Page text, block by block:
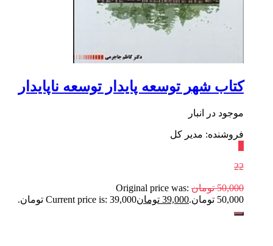
کتاب شهر توسعه پایدار توسعه ناپایدار
موجود در انبار
فروشنده: مدیر کل
22
50,000 تومان Original price was:
50,000 تومان.
39,000 تومانCurrent price is: 39,000 تومان.